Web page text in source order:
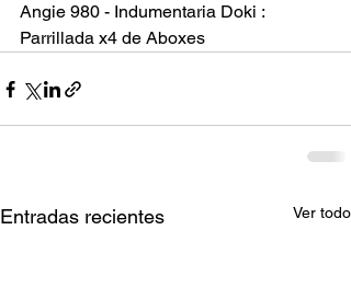
Angie 980 - Indumentaria Doki :
Parrillada x4 de Aboxes
Entradas recientes Ver todo